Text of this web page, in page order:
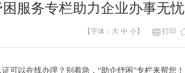
服务专栏助力企业办事无忧
【字体： 大 中 小 】 打印
以在线办理？别着急，“助企纾困”专栏来帮您！